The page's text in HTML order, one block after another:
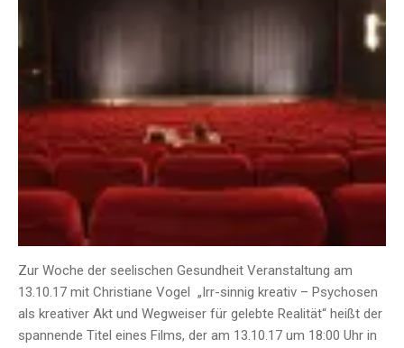
Zur Woche der seelischen Gesundheit Veranstaltung am
13.10.17 mit Christiane Vogel „Irr-sinnig kreativ – Psychosen
als kreativer Akt und Wegweiser für gelebte Realität“ heißt der
spannende Titel eines Films, der am 13.10.17 um 18:00 Uhr in